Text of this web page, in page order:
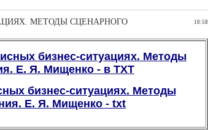
18:58
МЕТОДЫ СЦЕНАРНОГО
бизнес-ситуациях. Методы
Е. Я. Мищенко - в TXT
бизнес-ситуациях. Методы
Е. Я. Мищенко - txt